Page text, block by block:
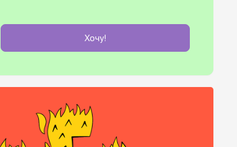
Хочу!